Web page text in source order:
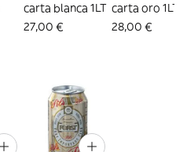
carta blanca 1LT
27,00 €
carta oro 1LT
28,00 €